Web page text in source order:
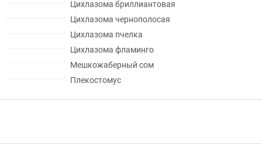
Цихлазома бриллиантовая
Цихлазома чернополосая
Цихлазома пчелка
Цихлазома фламинго
Мешкожаберный сом
Плекостомус